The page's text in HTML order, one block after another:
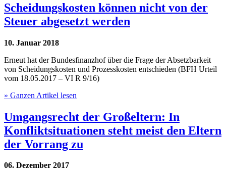
Scheidungskosten können nicht von der
Steuer abgesetzt werden
10. Januar 2018
Erneut hat der Bundesfinanzhof über die Frage der Absetzbarkeit
von Scheidungskosten und Prozesskosten entschieden (BFH Urteil
vom 18.05.2017 – VI R 9/16)
» Ganzen Artikel lesen
Umgangsrecht der Großeltern: In
Konfliktsituationen steht meist den Eltern
der Vorrang zu
06. Dezember 2017